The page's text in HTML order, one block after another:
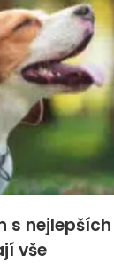
s
vše